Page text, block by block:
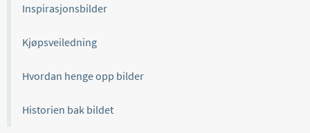
Inspirasjonsbilder
Kjøpsveiledning
Hvordan henge opp bilder
Historien bak bildet